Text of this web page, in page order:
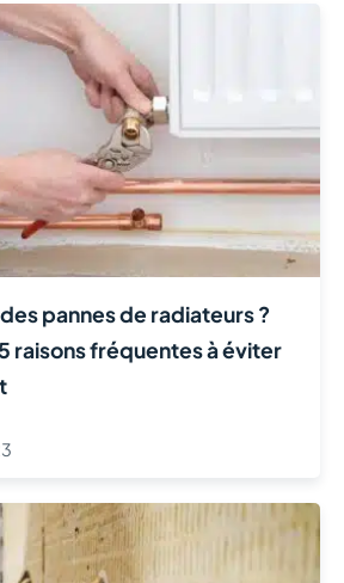
pannes de radiateurs ?
raisons fréquentes à éviter